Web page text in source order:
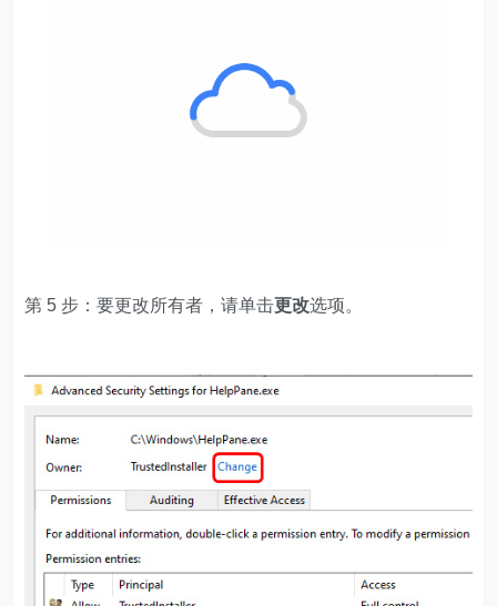
第 5 步：要更改所有者，请单击更改选项。